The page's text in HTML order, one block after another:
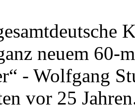
neuem 60-
- Wolfgang
vor 25